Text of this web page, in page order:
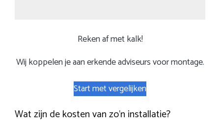
Reken af met kalk!
Wij koppelen je aan erkende adviseurs voor montage.
Start met vergelijken
Wat zijn de kosten van zo’n installatie?